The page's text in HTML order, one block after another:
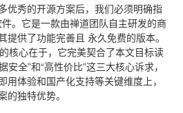
优秀的开源方案后，我们必须明确指
。它是一款由禅道团队自主研发的商
提供了功能完善且 永久免费的版本。
核心在于，它完美契合了本文目标读
安全”和“高性价比”这三大核心诉求，
用体验和国产化支持等关键维度上，
的独特优势。